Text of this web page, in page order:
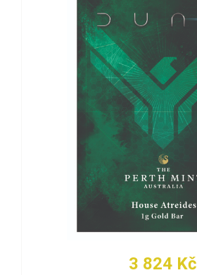
3 824 Kč